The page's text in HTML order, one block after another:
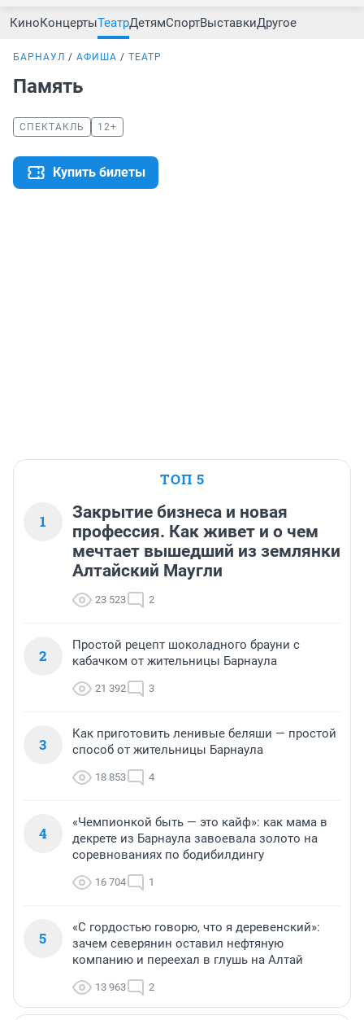
КиноКонцертыТеатрДетямСпортВыставкиДругое
БАРНАУЛ АФИША ТЕАТР
Память
СПЕКТАКЛЬ 12+
Купить билеты
ТОП 5
1
Закрытие бизнеса и новая
профессия. Как живет и о чем
мечтает вышедший из землянки
Алтайский Маугли
23 523 2
2
Простой рецепт шоколадного брауни с
кабачком от жительницы Барнаула
21 392 3
3
Как приготовить ленивые беляши — простой
способ от жительницы Барнаула
18 853 4
4
«Чемпионкой быть — это кайф»: как мама в
декрете из Барнаула завоевала золото на
соревнованиях по бодибилдингу
16 704 1
5
«С гордостью говорю, что я деревенский»:
зачем северянин оставил нефтяную
компанию и переехал в глушь на Алтай
13 963 2